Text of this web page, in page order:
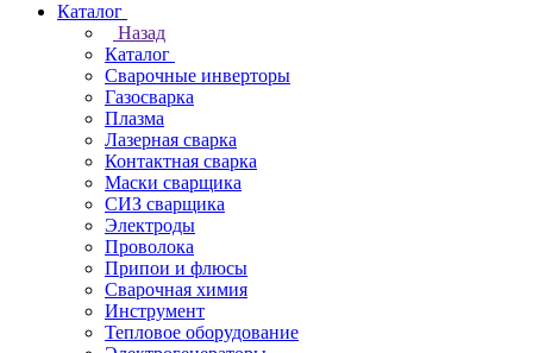
Каталог
Назад
Каталог
Сварочные инверторы
Газосварка
Плазма
Лазерная сварка
Контактная сварка
Маски сварщика
СИЗ сварщика
Электроды
Проволока
Припои и флюсы
Сварочная химия
Инструмент
Тепловое оборудование